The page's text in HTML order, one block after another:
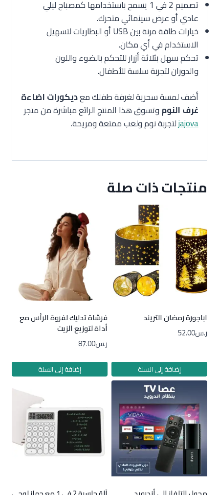
تصميم 2 في 1 يسمح باستخدامها كمصباح ليلي
عادي أو عرض سينمائي متحرك.
خيارات طاقة مرنة بين USB أو البطاريات لتسهيل
الاستخدام في أي مكان.
تحكم سهل بثلاثة أزرار للتحكم بالضوء واللون
والدوران لتجربة سلسة للأطفال.
أضف لمسة سحرية لغرفة طفلك معديكورات اضاءة
غرف النوموتسوق هذا المنتج الرائع مباشرة من متجر
jajovaلتجربة نوم ولعب ممتعة ومريحة.
منتجات ذات صلة
اباجورة رمضان التريند
ر.س52.00
إضافة إلى السلة
فرشاة تدليك لفروة الرأس مع
أداة لتوزيع الزيت
ر.س87.00
إضافة إلى السلة